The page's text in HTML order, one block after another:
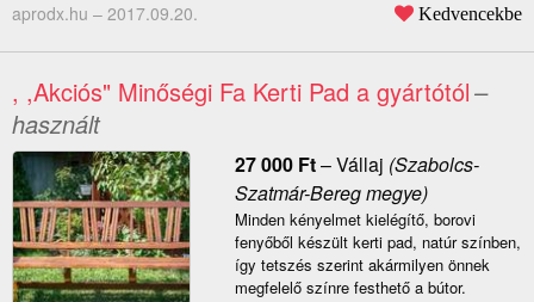
aprodx.hu – 2017.09.20. Kedvencekbe
, ,Akciós" Minőségi Fa Kerti Pad a gyártótól–
használt
27 000 Ft–Vállaj (Szabolcs-
Szatmár-Bereg megye)
Minden kényelmet kielégítő, borovi
fenyőből készült kerti pad, natúr színben,
így tetszés szerint akármilyen önnek
megfelelő színre festhető a bútor.